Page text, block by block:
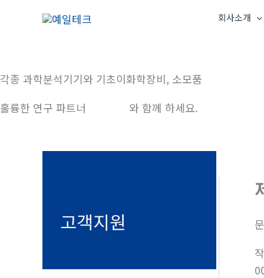
건
뛰
회사소개
각종 과학분석기기와 기초이화학장비, 소모품
훌륭한 연구 파트너
와 함께 하세요.
고객지원